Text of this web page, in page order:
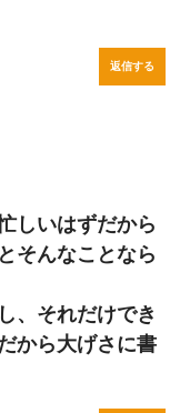
返信する
しいはずだから
そんなことなら
、それだけでき
から大げさに書